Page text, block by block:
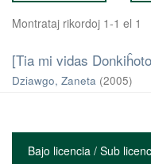
Montrataj rikordoj 1-1 el 1
[Tia mi vidas
Dziawgo, Zaneta (2005)
Bajo licencia / Sub